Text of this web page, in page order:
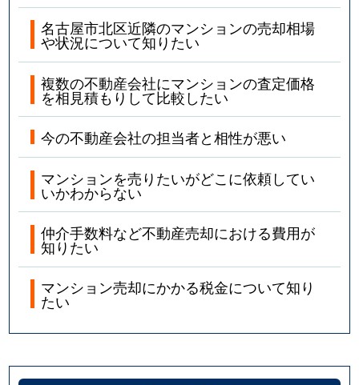
名古屋市北区近隣のマンションの売却相場
や状況について知りたい
複数の不動産会社にマンションの査定価格
を相見積もりして比較したい
今の不動産会社の担当者と相性が悪い
マンションを売りたいがどこに依頼してい
いかわからない
仲介手数料など不動産売却における費用が
知りたい
マンション売却にかかる税金について知り
たい